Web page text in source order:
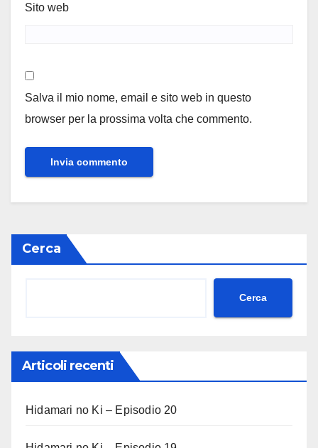
Sito web
Salva il mio nome, email e sito web in questo
browser per la prossima volta che commento.
Cerca
Cerca
Articoli recenti
Hidamari no Ki – Episodio 20